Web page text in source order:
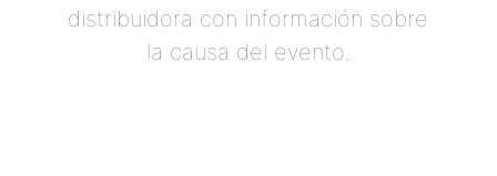
distribuidora con información sobre
la causa del evento.